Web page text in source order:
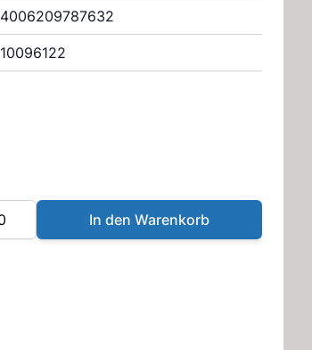
4006209787632
10096122
Menge
In den Warenkorb